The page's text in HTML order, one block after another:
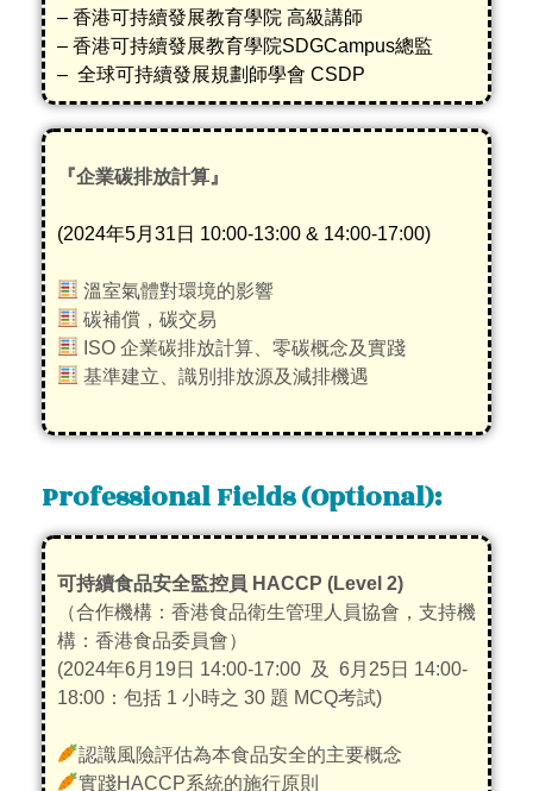
– 香港可持續發展教育學院 高級講師
– 香港可持續發展教育學院SDGCampus總監
– 全球可持續發展規劃師學會 CSDP
『企業碳排放計算』
(2024年5月31日 10:00-13:00 & 14:00-17:00)
溫室氣體對環境的影響
碳補償，碳交易
ISO 企業碳排放計算、零碳概念及實踐
基準建立、識別排放源及減排機遇
Professional Fields (Optional):
可持續食品安全監控員 HACCP (Level 2)
（合作機構：香港食品衛生管理人員協會，支持機
構：香港食品委員會）
(2024年6月19日 14:00-17:00 及 6月25日 14:00-
18:00：包括 1 小時之 30 題 MCQ考試)
認識風險評估為本食品安全的主要概念
實踐HACCP系統的施行原則